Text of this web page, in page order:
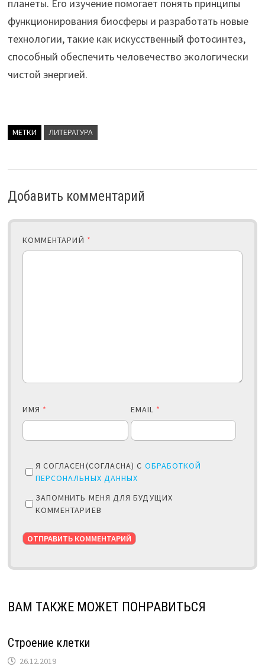
планеты. Его изучение помогает понять принципы
функционирования биосферы и разработать новые
технологии, такие как искусственный фотосинтез,
способный обеспечить человечество экологически
чистой энергией.
МЕТКИ ЛИТЕРАТУРА
Добавить комментарий
КОММЕНТАРИЙ *
ИМЯ * EMAIL *
Я СОГЛАСЕН(СОГЛАСНА) С ОБРАБОТКОЙ
ПЕРСОНАЛЬНЫХ ДАННЫХ
ЗАПОМНИТЬ МЕНЯ ДЛЯ БУДУЩИХ
КОММЕНТАРИЕВ
ВАМ ТАКЖЕ МОЖЕТ ПОНРАВИТЬСЯ
Строение клетки
26.12.2019